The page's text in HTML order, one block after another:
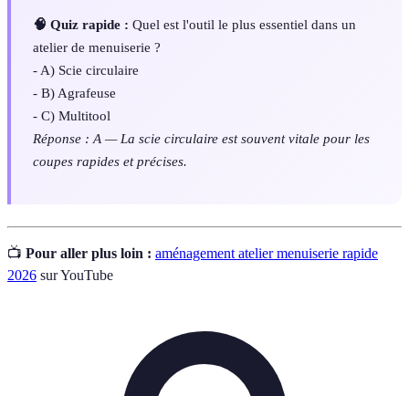
🧠 Quiz rapide : Quel est l'outil le plus essentiel dans un
atelier de menuiserie ?
- A) Scie circulaire
- B) Agrafeuse
- C) Multitool
Réponse : A — La scie circulaire est souvent vitale pour les
coupes rapides et précises.
📺 Pour aller plus loin : aménagement atelier menuiserie rapide
2026 sur YouTube